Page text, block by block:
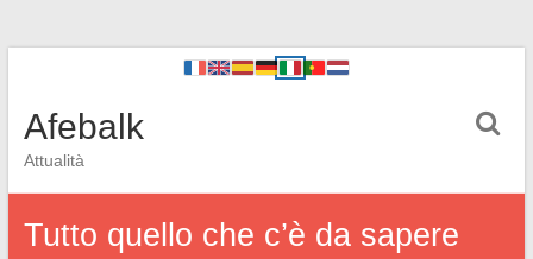
Afebalk
Attualità
Tutto quello che c’è da sapere